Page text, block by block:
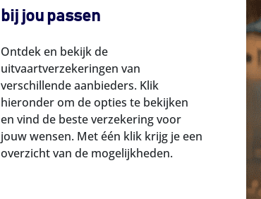
bij jou passen
Ontdek en bekijk de
uitvaartverzekeringen van
verschillende aanbieders. Klik
hieronder om de opties te bekijken
en vind de beste verzekering voor
jouw wensen. Met één klik krijg je een
overzicht van de mogelijkheden.